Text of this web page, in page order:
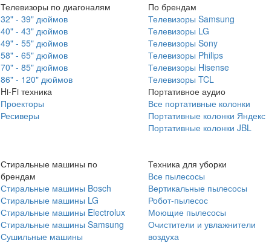
Телевизоры по диагоналям
32" - 39" дюймов
40" - 43" дюймов
49" - 55" дюймов
58" - 65" дюймов
70" - 85" дюймов
86" - 120" дюймов
Hi-Fi техника
Проекторы
Ресиверы
По брендам
Телевизоры Samsung
Телевизоры LG
Телевизоры Sony
Телевизоры Philips
Телевизоры Hisense
Телевизоры TCL
Портативное аудио
Все портативные колонки
Портативные колонки Яндекс
Портативные колонки JBL
Стиральные машины по
брендам
Стиральные машины Bosch
Стиральные машины LG
Стиральные машины Electrolux
Стиральные машины Samsung
Сушильные машины
Техника для уборки
Все пылесосы
Вертикальные пылесосы
Робот-пылесос
Моющие пылесосы
Очистители и увлажнители
воздуха